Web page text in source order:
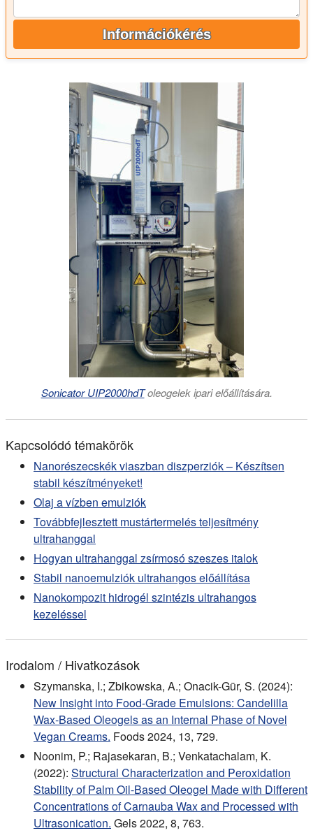
Információkérés
Sonicator UIP2000hdToleogelek ipari előállítására.
Kapcsolódó témakörök
Nanorészecskék viaszban diszperziók – Készítsen
stabil készítményeket!
Olaj a vízben emulziók
Továbbfejlesztett mustártermelés teljesítmény
ultrahanggal
Hogyan ultrahanggal zsírmosó szeszes italok
Stabil nanoemulziók ultrahangos előállítása
Nanokompozit hidrogél szintézis ultrahangos
kezeléssel
Irodalom / Hivatkozások
Szymanska, I.; Zbikowska, A.; Onacik-Gür, S. (2024):
New Insight into Food-Grade Emulsions: Candelilla
Wax-Based Oleogels as an Internal Phase of Novel
Vegan Creams. Foods 2024, 13, 729.
Noonim, P.; Rajasekaran, B.; Venkatachalam, K.
(2022): Structural Characterization and Peroxidation
Stability of Palm Oil-Based Oleogel Made with Different
Concentrations of Carnauba Wax and Processed with
Ultrasonication. Gels 2022, 8, 763.